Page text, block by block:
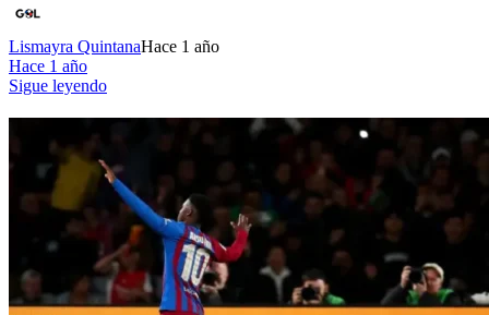
Lismayra QuintanaHace 1 año
Hace 1 año
Sigue leyendo